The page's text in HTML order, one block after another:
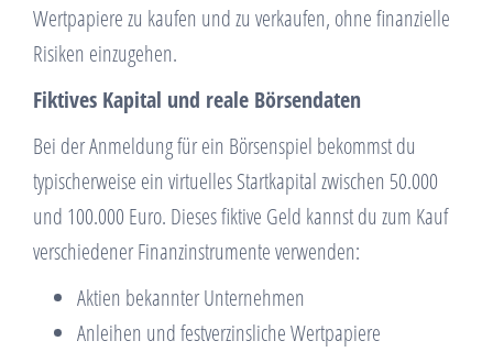
Wertpapiere zu kaufen und zu verkaufen, ohne finanzielle
Risiken einzugehen.
Fiktives Kapital und reale Börsendaten
Bei der Anmeldung für ein Börsenspiel bekommst du
typischerweise ein virtuelles Startkapital zwischen 50.000
und 100.000 Euro. Dieses fiktive Geld kannst du zum Kauf
verschiedener Finanzinstrumente verwenden:
Aktien bekannter Unternehmen
Anleihen und festverzinsliche Wertpapiere